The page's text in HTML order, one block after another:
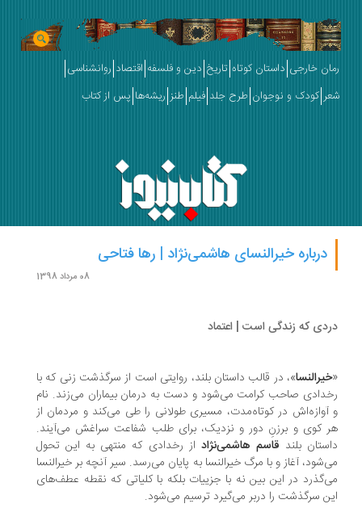
خارجی داستان کوتاه تاریخ دین و فلسفه اقتصاد روانشناسی
کودک و نوجوان طرح جلد فیلم طنز ریشه‌ها پس از کتاب
درباره خیرالنسای هاشمی‌نژاد | رها فتاحی
که زندگی است | اعتماد
»، در قالب داستان بلند، روایتی است از سرگذشت زنی که با
صاحب کرامت می‌شود و دست به درمان بیماران می‌زند. نام
در کوتاه‌مدت، مسیری طولانی را طی می‌کند و مردمان از
کوی و برزنِ دور و نزدیک، برای طلب شفاعت سراغش می‌آیند.
بلندقاسم هاشمی‌نژاداز رخدادی که منتهی به این تحول
آغاز و با مرگ خیرالنسا به پایان می‌رسد. سیر آنچه بر خیرالنسا
در این بین نه با جزییات بلکه با کلیاتی که نقطه عطف‌های
سرگذشت را دربر می‌گیرد ترسیم می‌شود.